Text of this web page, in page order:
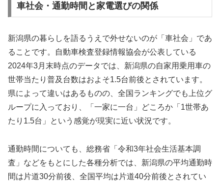
車社会・通勤時間と家電選びの関係
新潟県の暮らしを語るうえで外せないのが「車社会」であ
ることです。自動車検査登録情報協会が公表している
2024年3月末時点のデータでは、新潟県の自家用乗用車の
世帯当たり普及台数はおよそ1.5台前後とされています。
県によって違いはあるものの、全国ランキングでも上位グ
ループに入っており、「一家に一台」どころか「1世帯あ
たり1.5台」という感覚が現実に近い状況です。
通勤時間についても、総務省「令和3年社会生活基本調
査」などをもとにした各種分析では、新潟県の平均通勤時
間は片道30分前後、全国平均は片道40分前後とされてい